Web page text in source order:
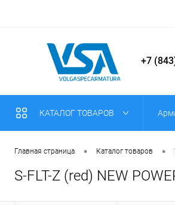
+7
КАТАЛОГ ТОВАРОВ
Главная страница • Каталог товаров •
S-FLT-Z (red) NEW